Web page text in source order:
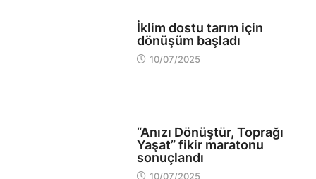
İklim dostu tarım için
dönüşüm başladı
10/07/2025
“Anızı Dönüştür, Toprağı
Yaşat” fikir maratonu
sonuçlandı
10/07/2025